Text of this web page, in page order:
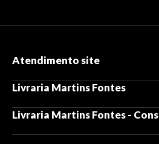
Atendimento site
Livraria Martins Fontes
Livraria Martins Fontes -